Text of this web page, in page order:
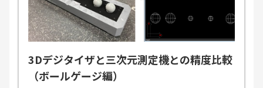
3Dデジタイザと三次元測定機との精度比較
（ボールゲージ編）